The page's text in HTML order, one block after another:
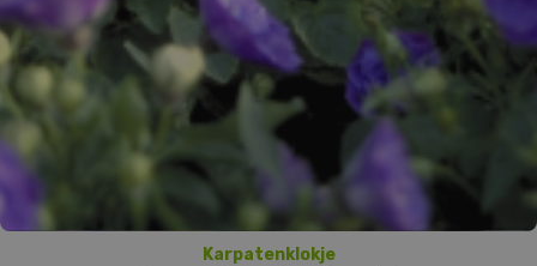
Karpatenklokje